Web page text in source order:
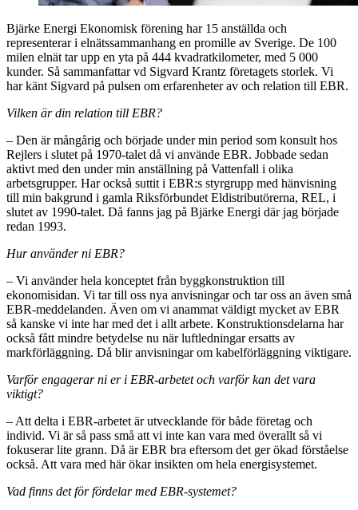
Bjärke Energi Ekonomisk förening har 15 anställda och
representerar i elnätssammanhang en promille av Sverige. De 100
milen elnät tar upp en yta på 444 kvadratkilometer, med 5 000
kunder. Så sammanfattar vd Sigvard Krantz företagets storlek. Vi
har känt Sigvard på pulsen om erfarenheter av och relation till EBR.
Vilken är din relation till EBR?
– Den är mångårig och började under min period som konsult hos
Rejlers i slutet på 1970-talet då vi använde EBR. Jobbade sedan
aktivt med den under min anställning på Vattenfall i olika
arbetsgrupper. Har också suttit i EBR:s styrgrupp med hänvisning
till min bakgrund i gamla Riksförbundet Eldistributörerna, REL, i
slutet av 1990-talet. Då fanns jag på Bjärke Energi där jag började
redan 1993.
Hur använder ni EBR?
– Vi använder hela konceptet från byggkonstruktion till
ekonomisidan. Vi tar till oss nya anvisningar och tar oss an även små
EBR-meddelanden. Även om vi anammat väldigt mycket av EBR
så kanske vi inte har med det i allt arbete. Konstruktionsdelarna har
också fått mindre betydelse nu när luftledningar ersatts av
markförläggning. Då blir anvisningar om kabelförläggning viktigare.
Varför engagerar ni er i EBR-arbetet och varför kan det vara
viktigt?
– Att delta i EBR-arbetet är utvecklande för både företag och
individ. Vi är så pass små att vi inte kan vara med överallt så vi
fokuserar lite grann. Då är EBR bra eftersom det ger ökad förståelse
också. Att vara med här ökar insikten om hela energisystemet.
Vad finns det för fördelar med EBR-systemet?